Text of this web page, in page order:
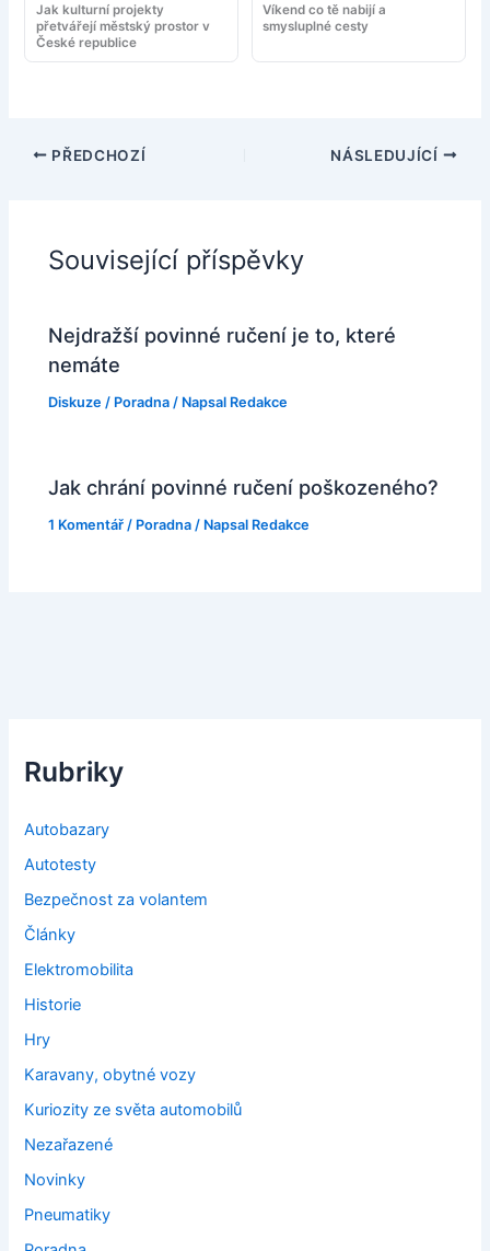
Jak kulturní projekty
přetvářejí městský prostor v
České republice
Víkend co tě nabijí a
smysluplné cesty
PŘEDCHOZÍ NÁSLEDUJÍCÍ
Související příspěvky
Nejdražší povinné ručení je to, které
nemáte
Diskuze / Poradna / Napsal Redakce
Jak chrání povinné ručení poškozeného?
1 Komentář / Poradna / Napsal Redakce
Rubriky
Autobazary
Autotesty
Bezpečnost za volantem
Články
Elektromobilita
Historie
Hry
Karavany, obytné vozy
Kuriozity ze světa automobilů
Nezařazené
Novinky
Pneumatiky